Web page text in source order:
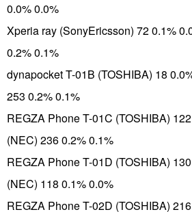
0.0% 0.0%
Xperia ray (SonyEricsson) 72 0.1%
0.2% 0.1%
dynapocket T-01B (TOSHIBA) 18
253 0.2% 0.1%
REGZA Phone T-01C (TOSHIBA)
(NEC) 236 0.2% 0.1%
REGZA Phone T-01D (TOSHIBA)
(NEC) 118 0.1% 0.0%
REGZA Phone T-02D (TOSHIBA)